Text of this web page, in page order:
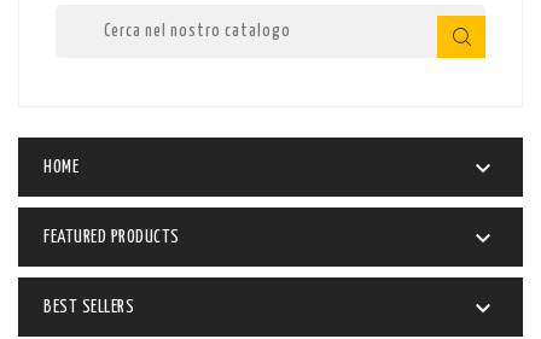
HOME 
FEATURED PRODUCTS 
BEST SELLERS 